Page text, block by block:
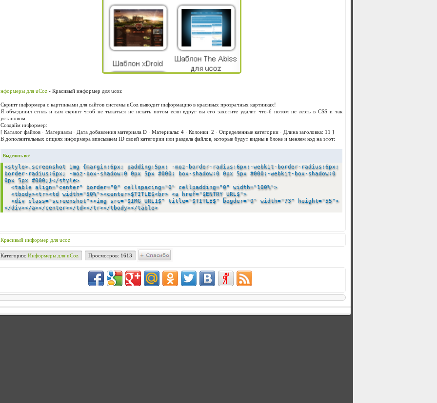
нформеры для uCoz - Красивый информер для ucoz
Скрипт информера с картинками для сайтов системы uCoz выводит информацию в красивых прозрачных картинках!
Я объединил стиль и сам скрипт чтоб не тыкаться не искать потом если вдруг вы его захотите удалит что-б потом не лезть в CSS и так
установим:
Создайм информер:
[ Каталог файлов · Материалы · Дата добавления материала D · Материалы: 4 · Колонки: 2 · Определенные категории · Длина заголовка: 11 ]
В дополнительных опциях информера вписываем ID своей категории или раздела файлов, которые будут видны в блоке и меняем код на этот:
Выделить всё
<style>.screenshot img {margin:6px; padding:5px; -moz-border-radius:6px;-webkit-border-radius:6px;
border-radius:6px; -moz-box-shadow:0 0px 5px #000; box-shadow:0 0px 5px #000;-webkit-box-shadow:0
0px 5px #000;}</style>
<table align="center" border="0" cellspacing="0" cellpadding="0" width="100%">
<tbody><tr><td width="50%"><center>$TITLE$<br> <a href="$ENTRY_URL$">
<div class="screenshot"><img src="$IMG_URL1$" title="$TITLE$" bogder="0" width="73" height="55">
</div></a></center></td></tr></tbody></table>
Красивый информер для ucoz
Категория: Информеры для uCoz Просмотров: 1613